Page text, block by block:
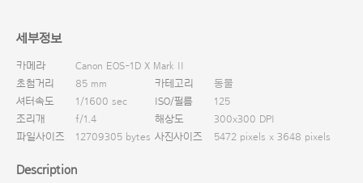
세부정보
카메라
Canon EOS-1D X Mark II
초첨거리
85 mm 카테고리
동물
셔터속도
1/1600 sec ISO/필름
125
조리개
f/1.4 해상도
300x300 DPI
파일사이즈
12709305 bytes 사진사이즈 5472 pixels x 3648 pixels
Description